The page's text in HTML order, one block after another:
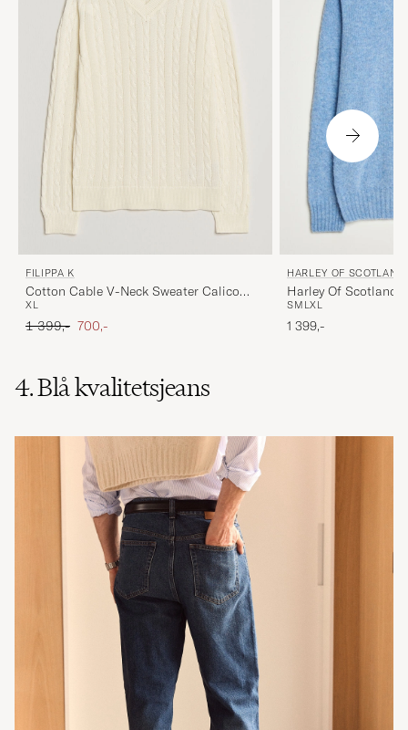
FILIPPA K
Cotton Cable V-Neck Sweater Calico
White
XL
Ordinary pris
1 399,- Nedsat pris
700,-
HARLEY OF
Harley Of Scotland
Lambswool V-Neck
SM LXL
1 399,-
4. Blå kvalitetsjeans